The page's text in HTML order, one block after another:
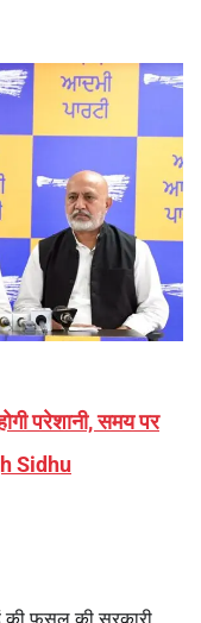
परेशानी, समय पर
Sidhu